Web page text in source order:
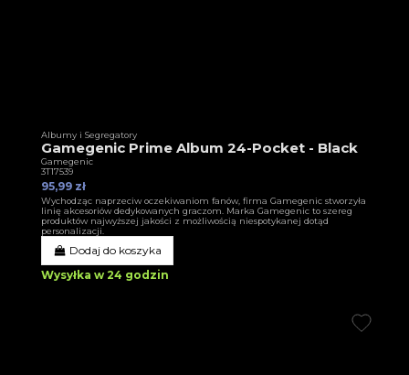
Albumy i Segregatory
Gamegenic Prime Album 24-Pocket - Black
Gamegenic
3T17539
95,99 zł
Wychodząc naprzeciw oczekiwaniom fanów, firma Gamegenic stworzyła
linię akcesoriów dedykowanych graczom. Marka Gamegenic to szereg
produktów najwyższej jakości z możliwością niespotykanej dotąd
personalizacji.
Dodaj do koszyka
Wysyłka w 24 godzin